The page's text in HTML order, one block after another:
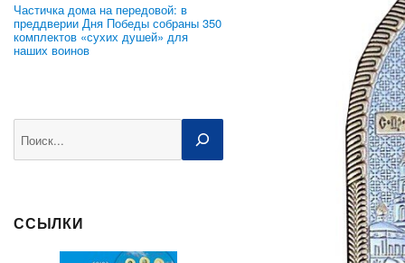
Частичка дома на передовой: в
преддверии Дня Победы собраны 350
комплектов «сухих душей» для
наших воинов
ССЫЛКИ